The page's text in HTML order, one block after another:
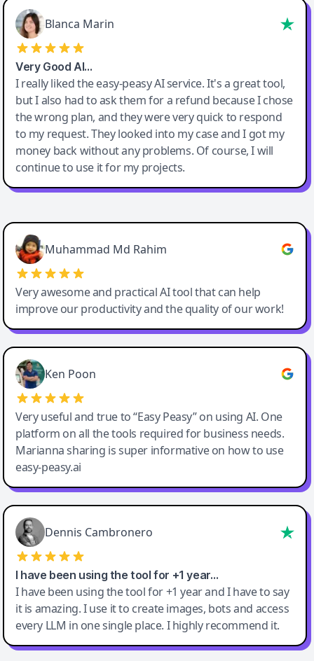
Blanca Marin
Very Good AI…
I really liked the easy-peasy AI service. It's a great tool,
but I also had to ask them for a refund because I chose
the wrong plan, and they were very quick to respond
to my request. They looked into my case and I got my
money back without any problems. Of course, I will
continue to use it for my projects.
Easy-Peasy AI
Muhammad Md Rahim
Very awesome and practical AI tool that can help
improve our productivity and the quality of our work!
Ken Poon
Very useful and true to “Easy Peasy” on using AI. One
platform on all the tools required for business needs.
Marianna sharing is super informative on how to use
easy-peasy.ai
Dennis Cambronero
I have been using the tool for +1 year…
I have been using the tool for +1 year and I have to say
it is amazing. I use it to create images, bots and access
every LLM in one single place. I highly recommend it.